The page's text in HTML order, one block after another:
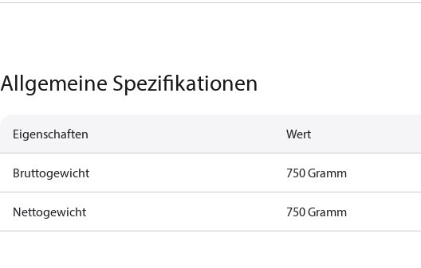
Allgemeine Spezifikationen
Eigenschaften Wert
Bruttogewicht 750 Gramm
Nettogewicht 750 Gramm